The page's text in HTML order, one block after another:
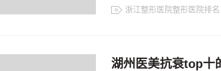
浙江整形医院整形医院排名
浙江整形排名
湖州医美抗衰top十